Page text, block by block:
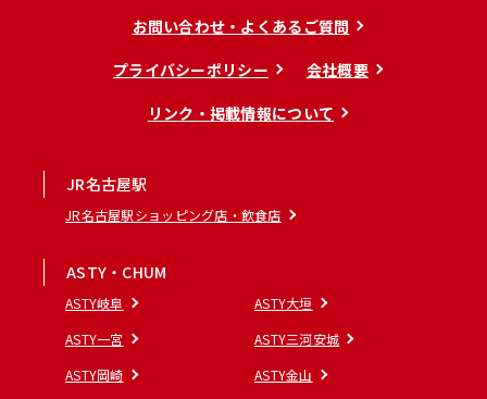
お問い合わせ・よくあるご質問
プライバシーポリシー
会社概要
リンク・掲載情報について
JR名古屋駅
JR名古屋駅ショッピング店・飲食店
ASTY・CHUM
ASTY岐阜
ASTY大垣
ASTY一宮
ASTY三河安城
ASTY岡崎
ASTY金山